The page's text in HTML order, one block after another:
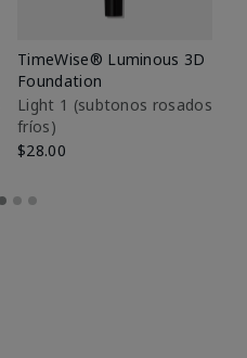
TimeWise® Luminous 3D
Foundation
Light 1​ (subtonos rosados
fríos)
$28.00